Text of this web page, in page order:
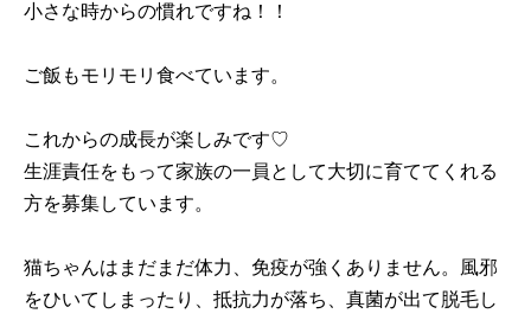
小さな時からの慣れですね！！
ご飯もモリモリ食べています。
これからの成長が楽しみです♡
生涯責任をもって家族の一員として大切に育ててくれる
方を募集しています。
猫ちゃんはまだまだ体力、免疫が強くありません。風邪
をひいてしまったり、抵抗力が落ち、真菌が出て脱毛し